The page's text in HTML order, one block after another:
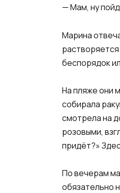
— Мам, ну
Марина
беспорядок
На пляже они
собирала
смотрела на
розовыми,
придёт?»
По вечерам
обязательно